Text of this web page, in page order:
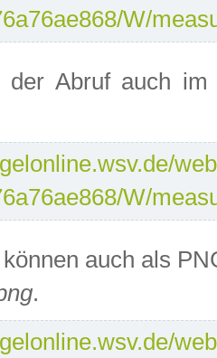
W/
der Abruf auch
W/
auch als
.